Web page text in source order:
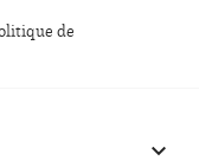
de
